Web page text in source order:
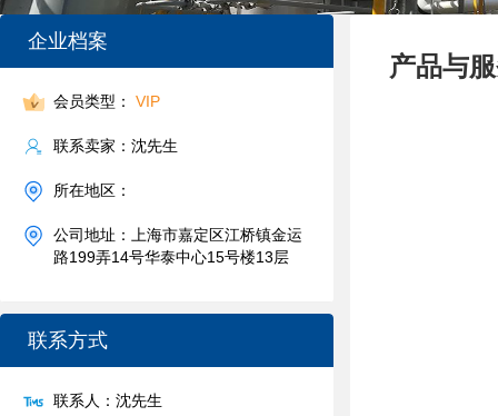
企业档案
会员类型： VIP
联系卖家：沈先生
所在地区：
公司地址：上海市嘉定区江桥镇金运
路199弄14号华泰中心15号楼13层
联系方式
联系人：沈先生
产品与